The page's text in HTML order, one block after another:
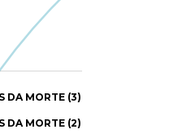
DA MORTE (3)
DA MORTE (2)